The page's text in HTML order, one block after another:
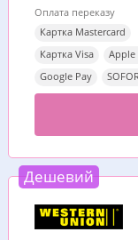
Оплата переказу
Картка Mastercard
Картка Visa
Apple
Google Pay
Дешевий